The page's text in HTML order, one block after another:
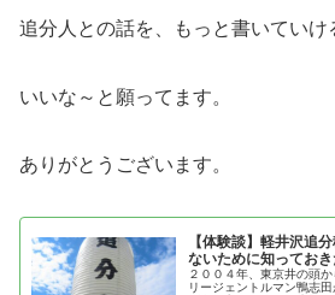
追分人との話を、もっと書いていけ
いいな～と願ってます。
ありがとうございます。
【体験談】軽井沢追
ないために知っておき
２００４年、東京井の頭
リージェントルマン鴨志